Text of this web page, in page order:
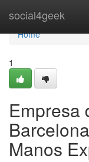
social4geek
Home
Home
1
Empresa
Manos